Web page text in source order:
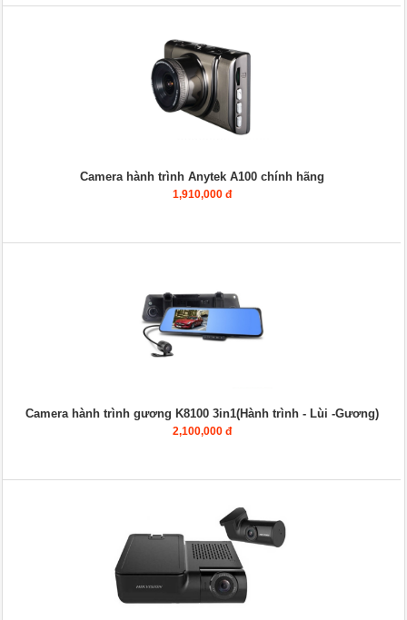
Camera hành trình Anytek A100 chính hãng
1,910,000 đ
Camera hành trình gương K8100 3in1(Hành trình - Lùi -Gương)
2,100,000 đ